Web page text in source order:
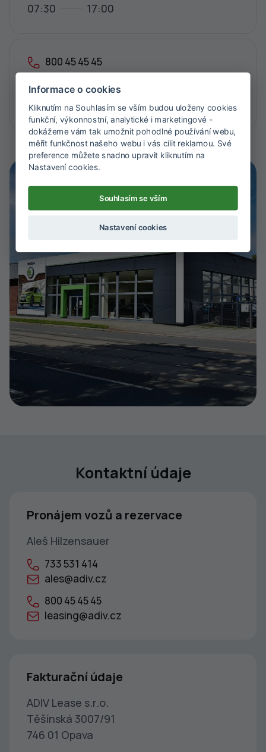
07:30 17:00
800 45 45 45
leasing@adiv.cz
Jak se k nám dostat?
Kontaktní údaje
Pronájem vozů a rezervace
Aleš Hilzensauer
733 531 414
ales@adiv.cz
800 45 45 45
leasing@adiv.cz
Fakturační údaje
ADIV Lease s.r.o.
Těšínská 3007/91
746 01 Opava
Informace o cookies
Kliknutím na Souhlasím se vším budou uloženy cookies
funkční, výkonnostní, analytické i marketingové -
dokážeme vám tak umožnit pohodlné používání webu,
měřit funkčnost našeho webu i vás cílit reklamou. Své
preference můžete snadno upravit kliknutím na
Nastavení cookies.
Souhlasím se vším
Nastavení cookies